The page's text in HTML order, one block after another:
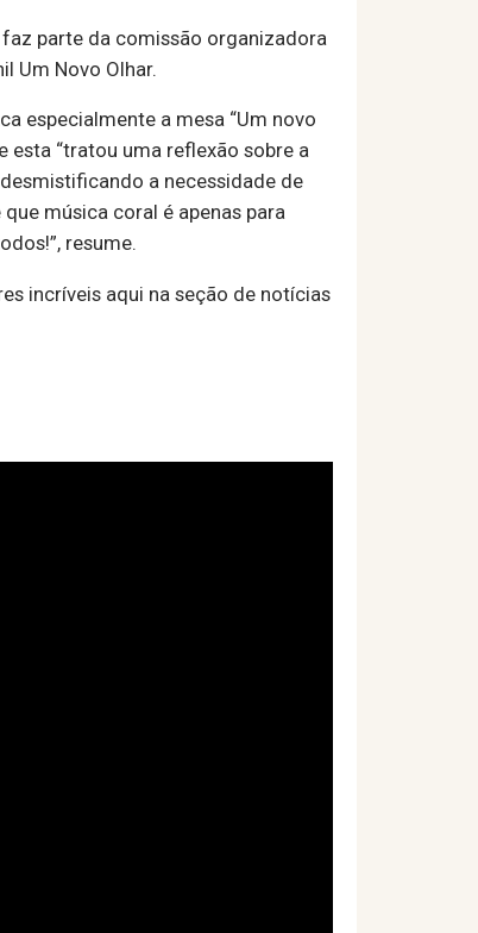
parte da comissão organizadora
Um Novo Olhar.
especialmente a mesa “Um novo
esta “tratou uma reflexão sobre a
a necessidade de
música coral é apenas para
resume.
incríveis aqui na seção de notícias